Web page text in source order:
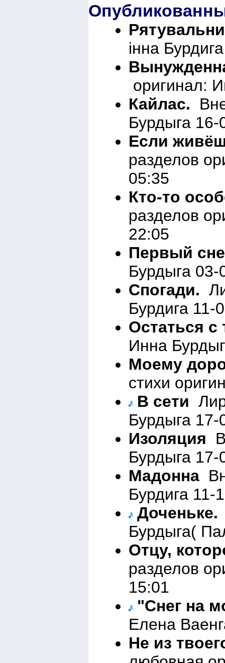
інна
оригинал:
Кайлас.
Бурдыга
Если
разделов
05:35
Кто-то
разделов
22:05
Первый
Бурдыга
Спогади.
Бурдига 11-
Остаться
Инна
Моему
стихи
В сети
Бурдыга
Изоляция
Бурдыга
Мадонна
Бурдига 11-
Доченьке.
Бурдыга(
Отцу,
разделов
15:01
"Снег на
Елена
Не из